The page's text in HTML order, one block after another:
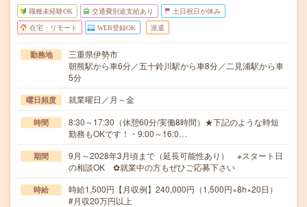
職種未経験OK 交通費別途支給あり 土日祝日が休み
在宅・リモート WEB登録OK 派遣
勤務地
三重県伊勢市
朝熊駅から車6分／五十鈴川駅から車8分／二見浦駅から車
5分
曜日頻度 就業曜日／月～金
時間
8:30～17:30（休憩60分/実働8時間）★下記のような時短
勤務もOKです！・9:00～16:0…
期間
9月～2028年3月頃まで（延長可能性あり） ※スタート日
の相談OK ✿就業中の方もぜひご応募下さい
時給
時給1,500円【月収例】240,000円（1,500円×8h×20日）
#月収20万円以上